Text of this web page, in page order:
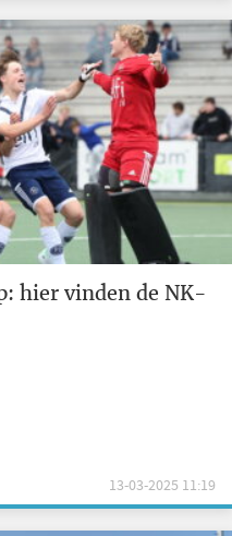
hier vinden de NK-
13-03-2025 11:19